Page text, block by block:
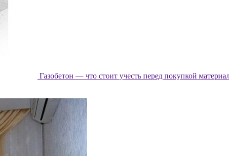
Газобетон — что стоит учесть перед покупкой